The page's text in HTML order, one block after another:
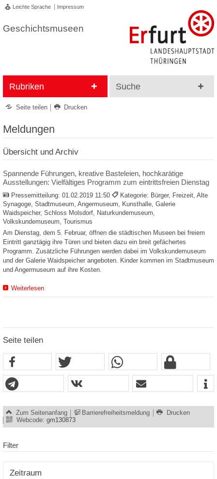
Leichte Sprache Impressum
Geschichtsmuseen
Rubriken Suche
Seite teilen Drucken
Meldungen
Übersicht und Archiv
Spannende Führungen, kreative Basteleien, hochkarätige
Ausstellungen: Vielfältiges Programm zum eintrittsfreien Dienstag
Pressemitteilung: 01.02.2019 11:50
Kategorie: Bürger, Freizeit, Alte
Synagoge, Stadtmuseum, Angermuseum, Kunsthalle, Galerie
Waidspeicher, Schloss Molsdorf, Naturkundemuseum,
Volkskundemuseum, Tourismus
Am Dienstag, dem 5. Februar, öffnen die städtischen Museen bei freiem
Eintritt ganztägig ihre Türen und bieten dazu ein breit gefächertes
Programm. Zusätzliche Führungen werden dabei im Volkskundemuseum
und der Galerie Waidspeicher angeboten. Kinder kommen im Stadtmuseum
und Angermuseum auf ihre Kosten.
Weiterlesen
Seite teilen
Zum Seitenanfang Barrierefreiheitsmeldung
Drucken
Webcode: gm130873
Filter
Zeitraum